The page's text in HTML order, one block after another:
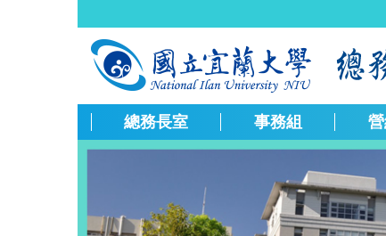
總務長室 事務組